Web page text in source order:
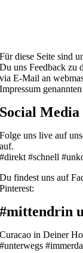
Für diese Seite sind
Du uns Feedback zu
via E-Mail an
Impressum
Social Media
Folge uns live auf
auf.
#direkt #schnell
Du findest uns auf
Pinterest:
#mittendrin
Curacao in Deiner
#unterwegs